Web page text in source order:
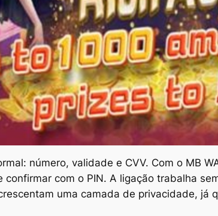
número, validade e CVV. Com o MB
com o PIN. A ligação trabalha
uma camada de privacidade, já